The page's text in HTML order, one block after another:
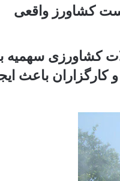
کشاورز واقعی
کشاورزی سهمیه
باعث